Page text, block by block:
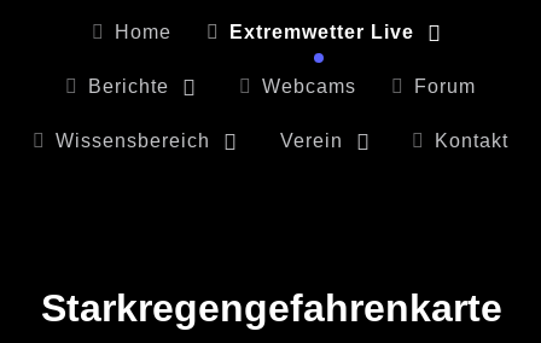
Home Extremwetter Live
Berichte Webcams Forum
Wissensbereich Verein Kontakt
Starkregengefahrenkarte